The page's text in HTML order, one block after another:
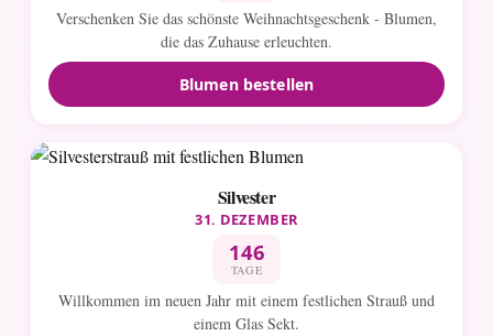
Verschenken Sie das schönste Weihnachtsgeschenk - Blumen,
die das Zuhause erleuchten.
Blumen bestellen
Silvester
31. DEZEMBER
146
TAGE
Willkommen im neuen Jahr mit einem festlichen Strauß und
einem Glas Sekt.